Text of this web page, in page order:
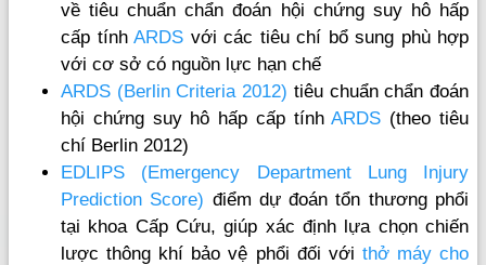
về tiêu chuẩn chẩn đoán hội chứng suy hô hấp
cấp tính ARDS với các tiêu chí bổ sung phù hợp
với cơ sở có nguồn lực hạn chế
ARDS (Berlin Criteria 2012) tiêu chuẩn chẩn đoán
hội chứng suy hô hấp cấp tínhARDS (theo tiêu
chí Berlin 2012)
EDLIPS (Emergency Department Lung Injury
Prediction Score) điểm dự đoán tổn thương phổi
tại khoa Cấp Cứu, giúp xác định lựa chọn chiến
lược thông khí bảo vệ phổi đối với thở máy cho